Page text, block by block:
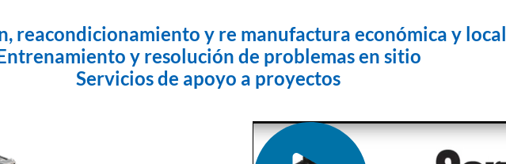
reacondicionamiento y re manufactura económica y local
y resolución de problemas en sitio
Servicios de apoyo a proyectos